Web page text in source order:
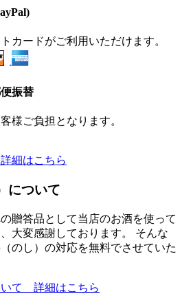
カードがご利用いただけます。
振替
様ご負担となります。
細はこちら
について
贈答品として当店のお酒を使って
大変感謝しております。 そんな
のし）の対応を無料でさせていた
いて 詳細はこちら